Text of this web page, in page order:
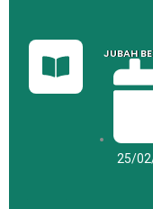
JUBAH
25/